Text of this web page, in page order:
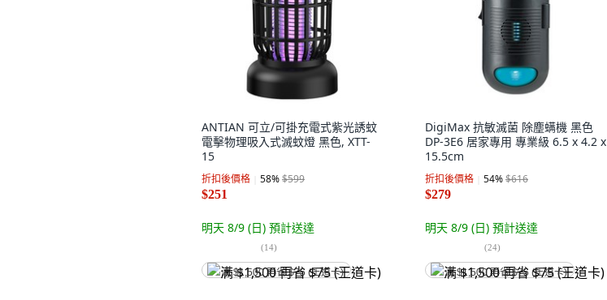
ANTIAN 可立/可掛充電式紫光誘蚊
電擊物理吸入式滅蚊燈 黑色, XTT-
15
折扣後價格 58%$599
$251
明天 8/9 (日) 預計送達
(14)
满 $1,500 再省 $75 (王道卡)
DigiMax 抗敏滅菌 除塵螨機 黑色
DP-3E6 居家專用 專業級 6.5 x 4.2 x
15.5cm
折扣後價格 54%$616
$279
明天 8/9 (日) 預計送達
(24)
满 $1,500 再省 $75 (王道卡)